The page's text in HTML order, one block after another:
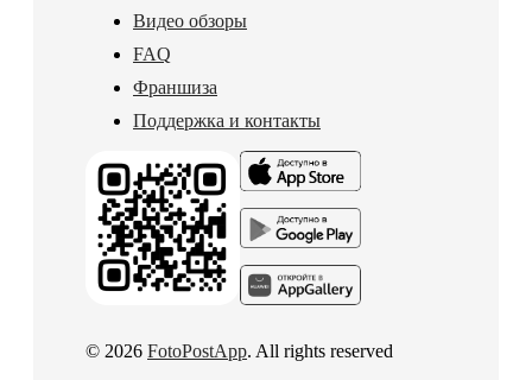
Видео обзоры
FAQ
Франшиза
Поддержка и контакты
© 2026 FotoPostApp. All rights reserved